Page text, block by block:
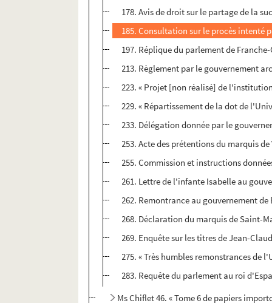
178. Avis de droit sur le partage de la
185. Consultation sur le procès intenté
197. Réplique du parlement de
213. Règlement par le gouvernement
223. « Projet [non réalisé] de
229. « Répartissement de la dot de
233. Délégation donnée par le
253. Acte des prétentions du marquis
255. Commission et instructions
261. Lettre de l'infante Isabelle au
262. Remontrance au gouvernement
268. Déclaration du marquis de Saint-
269. Enquête sur les titres de Jean-
275. « Très humbles remonstrances de
283. Requête du parlement au roi
Ms Chiflet 46. « Tome 6 de papiers